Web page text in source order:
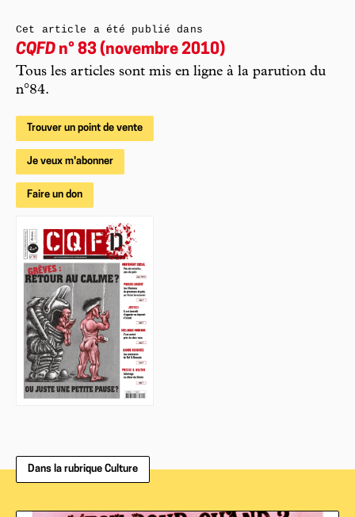
Cet article a été publié dans
CQFD n° 83 (novembre 2010)
Tous les articles sont mis en ligne à la parution du
n°84.
Trouver un point de vente
Je veux m'abonner
Faire un don
Dans la rubrique Culture